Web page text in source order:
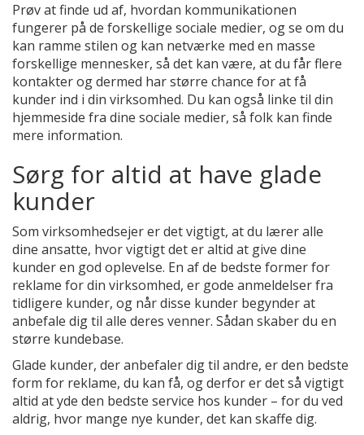
Prøv at finde ud af, hvordan kommunikationen
fungerer på de forskellige sociale medier, og se om du
kan ramme stilen og kan netværke med en masse
forskellige mennesker, så det kan være, at du får flere
kontakter og dermed har større chance for at få
kunder ind i din virksomhed. Du kan også linke til din
hjemmeside fra dine sociale medier, så folk kan finde
mere information.
Sørg for altid at have glade
kunder
Som virksomhedsejer er det vigtigt, at du lærer alle
dine ansatte, hvor vigtigt det er altid at give dine
kunder en god oplevelse. En af de bedste former for
reklame for din virksomhed, er gode anmeldelser fra
tidligere kunder, og når disse kunder begynder at
anbefale dig til alle deres venner. Sådan skaber du en
større kundebase.
Glade kunder, der anbefaler dig til andre, er den bedste
form for reklame, du kan få, og derfor er det så vigtigt
altid at yde den bedste service hos kunder – for du ved
aldrig, hvor mange nye kunder, det kan skaffe dig.